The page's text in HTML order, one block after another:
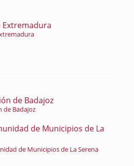
Extremadura
de Badajoz
de Badajoz
de Municipios de La
de Municipios de La Serena